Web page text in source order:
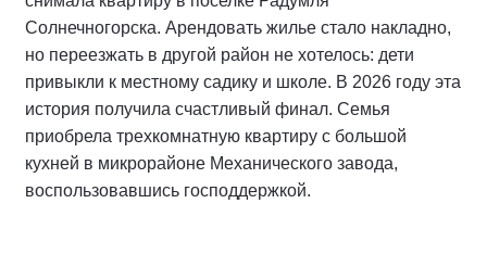
Солнечногорска. Арендовать жилье стало накладно,
но переезжать в другой район не хотелось: дети
привыкли к местному садику и школе. В 2026 году эта
история получила счастливый финал. Семья
приобрела трехкомнатную квартиру с большой
кухней в микрорайоне Механического завода,
воспользовавшись господдержкой.